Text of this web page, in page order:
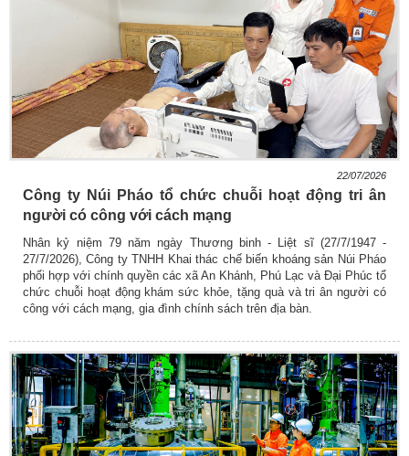
22/07/2026
Công ty Núi Pháo tổ chức chuỗi hoạt động tri ân
người có công với cách mạng
Nhân kỷ niệm 79 năm ngày Thương binh - Liệt sĩ (27/7/1947 -
27/7/2026), Công ty TNHH Khai thác chế biến khoáng sản Núi Pháo
phối hợp với chính quyền các xã An Khánh, Phú Lạc và Đại Phúc tổ
chức chuỗi hoạt động khám sức khỏe, tặng quà và tri ân người có
công với cách mạng, gia đình chính sách trên địa bàn.